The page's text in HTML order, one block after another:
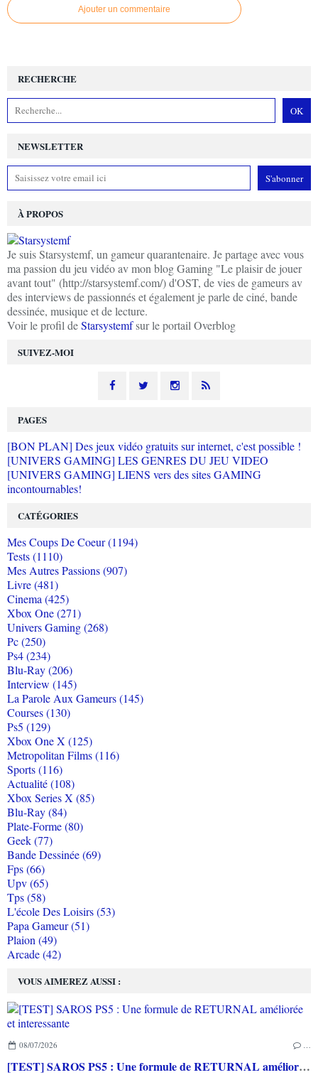
Ajouter un commentaire
NEWSLETTER
SUIVEZ-MOI
RECHERCHE
À PROPOS
Je suis Starsystemf, un gameur quarantenaire. Je partage avec vous
ma passion du jeu vidéo av mon blog Gaming "Le plaisir de jouer
avant tout" (http://starsystemf.com/) d'OST, de vies de gameurs av
des interviews de passionnés et également je parle de ciné, bande
dessinée, musique et de lecture.
Voir le profil deStarsystemfsur le portail Overblog
VOUS AIMEREZ AUSSI :
08/07/2026
[TEST] SAROS PS5 : Une formule de RETURNAL améliorée et interessante
PAGES
[BON PLAN] Des jeux vidéo gratuits sur internet, c'est possible !
[UNIVERS GAMING] LES GENRES DU JEU VIDEO
[UNIVERS GAMING] LIENS vers des sites GAMING
incontournables!
CATÉGORIES
Mes Coups De Coeur (1194)
Tests (1110)
Mes Autres Passions (907)
Livre (481)
Cinema (425)
Xbox One (271)
Univers Gaming (268)
Pc (250)
Ps4 (234)
Blu-Ray (206)
Interview (145)
La Parole Aux Gameurs (145)
Courses (130)
Ps5 (129)
Xbox One X (125)
Metropolitan Films (116)
Sports (116)
Actualité (108)
Xbox Series X (85)
Blu-Ray (84)
Plate-Forme (80)
Geek (77)
Bande Dessinée (69)
Fps (66)
Upv (65)
Tps (58)
L'école Des Loisirs (53)
Papa Gameur (51)
Plaion (49)
Arcade (42)